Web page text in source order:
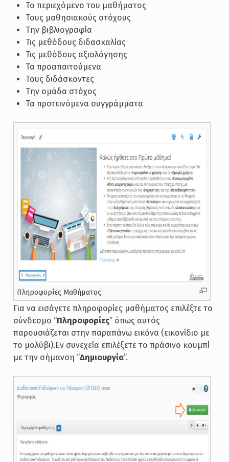
Το περιεχόμενο του μαθήματος
Τους μαθησιακούς στόχους
Την βιβλιογραφία
Τις μεθόδους διδασκαλίας
Τις μεθόδους αξιολόγησης
Τα προαπαιτούμενα
Τους διδάσκοντες
Την ομάδα στόχος
Τα προτεινόμενα συγγράμματα
Πληροφορίες Μαθήματος
Για να εισάγετε πληροφορίες μαθήματος επιλέξτε το
σύνδεσμο “Πληροφορίες” όπως αυτός
παρουσιάζεται στην παραπάνω εικόνα (εικονίδιο με
το μολύβι).Εν συνεχεία επιλέξετε το πράσινο κουμπί
με την σήμανση “Δημιουργία”.